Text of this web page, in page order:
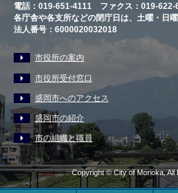
電話：019-651-4111 ファクス：019-622-
各庁舎や各支所などの閉庁日は、土曜・日
法人番号：6000020032018
市役所の案内
市役所受付窓口
盛岡市へのアクセス
盛岡市の紹介
市の組織と職員
Copyright © City of Morioka, All